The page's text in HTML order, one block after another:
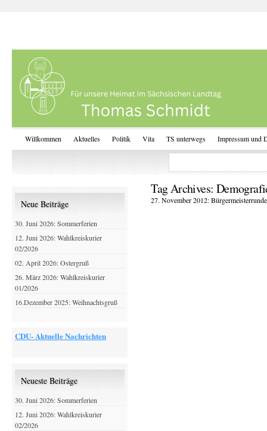
Willkommen Aktuelles Politik Vita TS unterwegs Impressum und
Tag Archives:
27. November 2012:
Neue Beiträge
30. Juni 2026: Sommerferien
12. Juni 2026: Wahlkreiskurier
02/2026
02. April 2026: Ostergruß
26. März 2026: Wahlkreiskurier
01/2026
16.Dezember 2025: Weihnachtsgruß
CDU- Aktuelle Nachrichten
Neueste Beiträge
30. Juni 2026: Sommerferien
12. Juni 2026: Wahlkreiskurier
02/2026